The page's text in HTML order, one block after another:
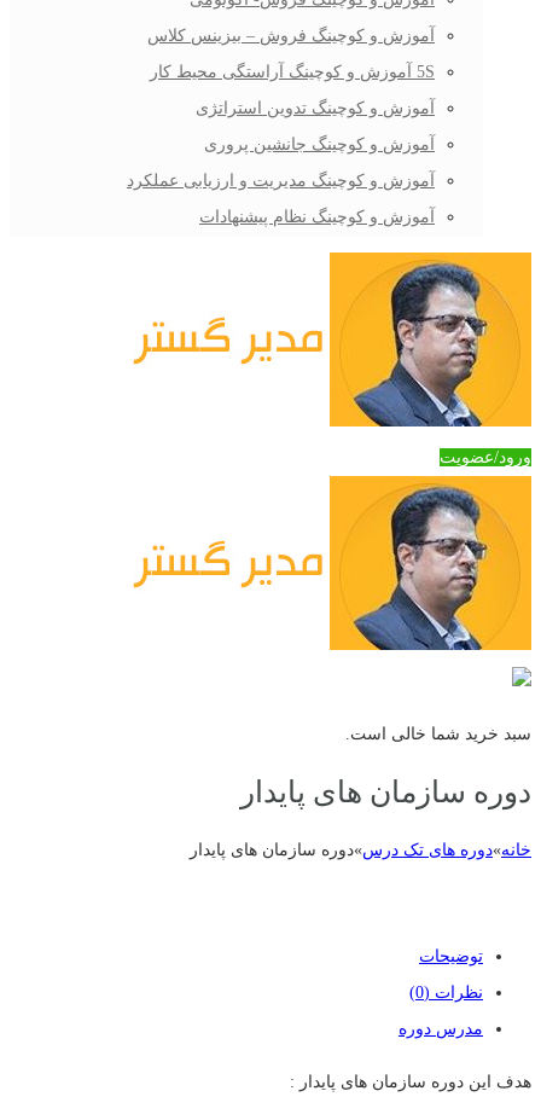
آموزش و کوچینگ فروش – بیزینس کلاس
5S آموزش و کوچینگ آراستگی محیط کار
آموزش و کوچینگ تدوین استراتژی
آموزش و کوچینگ جانشین پروری
آموزش و کوچینگ مدیریت و ارزیابی عملکرد
آموزش و کوچینگ نظام پیشنهادات
ورود/عضویت
سبد خرید شما خالی است.
دوره سازمان های پایدار
خانه»دوره های تک درس»دوره سازمان های پایدار
توضیحات
نظرات (0)
مدرس دوره
هدف این دوره سازمان های پایدار :